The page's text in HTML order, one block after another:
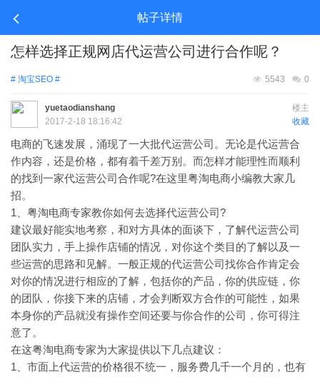
帖子详情
怎样选择正规网店代运营公司进行合作呢？
# 淘宝SEO # 0
5543
楼主
yuetaodianshang
收藏
2017-2-18 18:16:42
电商的飞速发展，涌现了一大批代运营公司。无论是代运营合
作内容，还是价格，都有着千差万别。而怎样才能理性而顺利
的找到一家代运营公司合作呢?在这里粤淘电商小编教大家几
招。
1、粤淘电商专家教你如何去选择代运营公司?
建议最好能实地考察，和对方具体的面谈下，了解代运营公司
团队实力，手上操作店铺的情况，对你这个类目的了解以及一
些运营的思路和见解。一般正规的代运营公司找你合作肯定会
对你的情况进行相应的了解，包括你的产品，你的供应链，你
的团队，你接下来的店铺，才会判断双方合作的可能性，如果
本身你的产品就没有操作空间还要与你合作的公司，你可得注
意了。
在这粤淘电商专家为大家提供以下几点建议：
1、市面上代运营的价格很不统一，服务费几千一个月的，也有